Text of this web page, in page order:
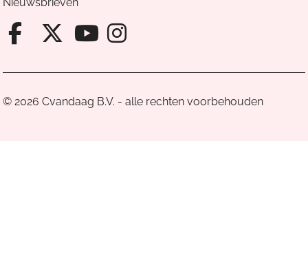
Facebook van Cvandaag
X van Cvandaag
Instagram van
© 2026 Cvandaag B.V. - alle rechten voorbehouden